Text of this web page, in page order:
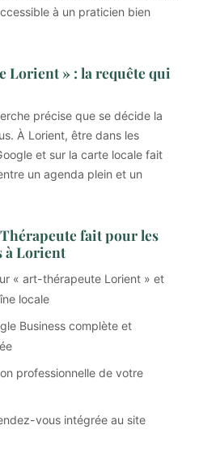
à un praticien bien
Lorient » : la requête qui
précise que se décide la
À Lorient, être dans les
et sur la carte locale fait
un agenda plein et un
fait pour les
à Lorient
« art-thérapeute Lorient » et
locale
Business complète et
professionnelle de votre
vous intégrée au site